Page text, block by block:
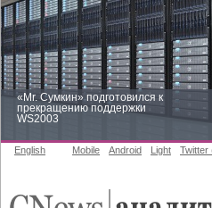
«Mr. Сумкин» подготовился к
прекращению поддержки
WS2003
English Mobile Android Light Twitter